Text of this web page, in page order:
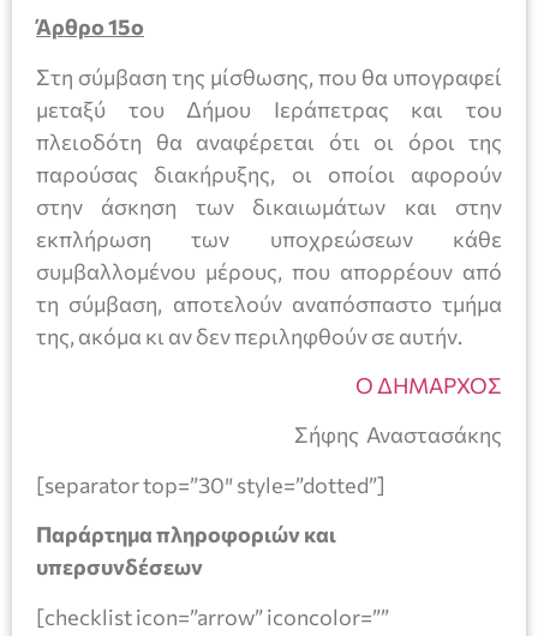
Άρθρο 15ο
Στη σύμβαση της μίσθωσης, που θα υπογραφεί
μεταξύ του Δήμου Ιεράπετρας και του
πλειοδότη θα αναφέρεται ότι οι όροι της
παρούσας διακήρυξης, οι οποίοι αφορούν
στην άσκηση των δικαιωμάτων και στην
εκπλήρωση των υποχρεώσεων κάθε
συμβαλλομένου μέρους, που απορρέουν από
τη σύμβαση, αποτελούν αναπόσπαστο τμήμα
της, ακόμα κι αν δεν περιληφθούν σε αυτήν.
Ο ΔΗΜΑΡΧΟΣ
Σήφης Αναστασάκης
[separator top=”30″ style=”dotted”]
Παράρτημα πληροφοριών και
υπερσυνδέσεων
[checklist icon=”arrow” iconcolor=””